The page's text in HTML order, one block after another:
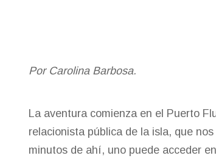
Por Carolina Barbosa.
La aventura comienza en el Puerto
relacionista pública de la isla, que
minutos de ahí, uno puede acceder